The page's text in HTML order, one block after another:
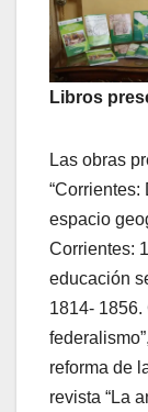
Libros
Las obras
espacio
Corrientes:
educación
1814-
reforma de
revista “La